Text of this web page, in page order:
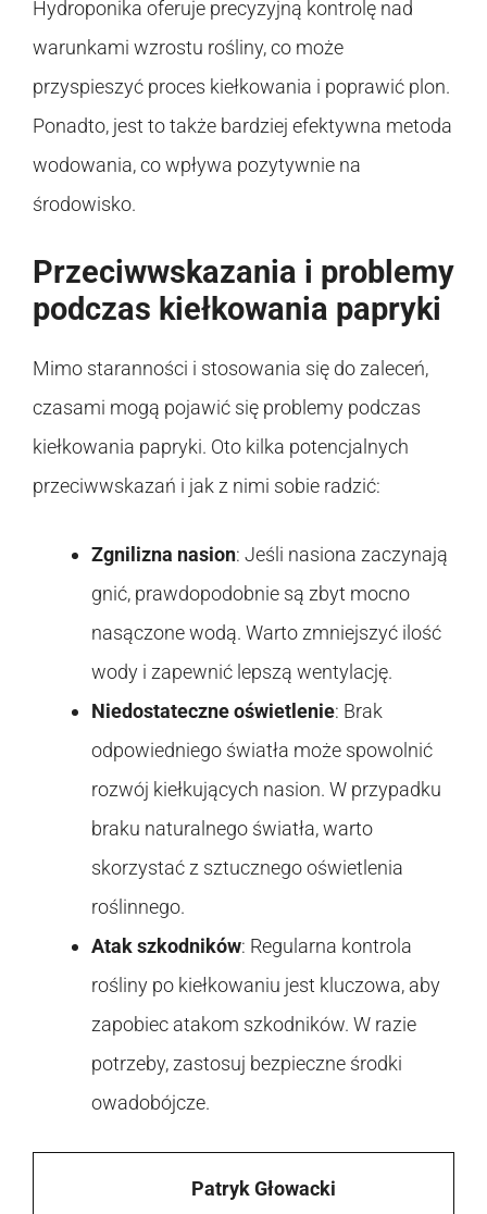
Hydroponika oferuje precyzyjną kontrolę nad
warunkami wzrostu rośliny, co może
przyspieszyć proces kiełkowania i poprawić plon.
Ponadto, jest to także bardziej efektywna metoda
wodowania, co wpływa pozytywnie na
środowisko.
Przeciwwskazania i problemy
podczas kiełkowania papryki
Mimo staranności i stosowania się do zaleceń,
czasami mogą pojawić się problemy podczas
kiełkowania papryki. Oto kilka potencjalnych
przeciwwskazań i jak z nimi sobie radzić:
Zgnilizna nasion: Jeśli nasiona zaczynają
gnić, prawdopodobnie są zbyt mocno
nasączone wodą. Warto zmniejszyć ilość
wody i zapewnić lepszą wentylację.
Niedostateczne oświetlenie: Brak
odpowiedniego światła może spowolnić
rozwój kiełkujących nasion. W przypadku
braku naturalnego światła, warto
skorzystać z sztucznego oświetlenia
roślinnego.
Atak szkodników: Regularna kontrola
rośliny po kiełkowaniu jest kluczowa, aby
zapobiec atakom szkodników. W razie
potrzeby, zastosuj bezpieczne środki
owadobójcze.
Patryk Głowacki